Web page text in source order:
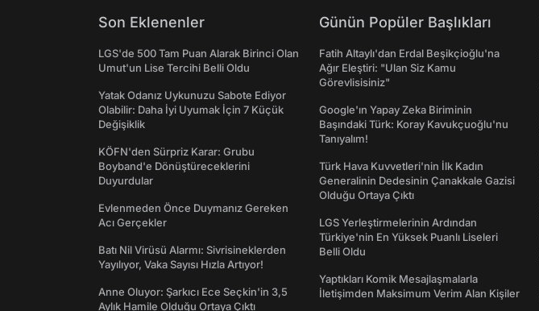
Son Eklenenler
LGS'de 500 Tam Puan Alarak Birinci Olan
Umut'un Lise Tercihi Belli Oldu
Yatak Odanız Uykunuzu Sabote Ediyor
Olabilir: Daha İyi Uyumak İçin 7 Küçük
Değişiklik
KÖFN'den Sürpriz Karar: Grubu
Boyband'e Dönüştüreceklerini
Duyurdular
Evlenmeden Önce Duymanız Gereken
Acı Gerçekler
Batı Nil Virüsü Alarmı: Sivrisineklerden
Yayılıyor, Vaka Sayısı Hızla Artıyor!
Anne Oluyor: Şarkıcı Ece Seçkin'in 3,5
Aylık Hamile Olduğu Ortaya Çıktı
Günün Popüler Başlıkları
Fatih Altaylı'dan Erdal Beşikçioğlu'na
Ağır Eleştiri: "Ulan Siz Kamu
Görevlisisiniz"
Google'ın Yapay Zeka Biriminin
Başındaki Türk: Koray Kavukçuoğlu'nu
Tanıyalım!
Türk Hava Kuvvetleri'nin İlk Kadın
Generalinin Dedesinin Çanakkale Gazisi
Olduğu Ortaya Çıktı
LGS Yerleştirmelerinin Ardından
Türkiye'nin En Yüksek Puanlı Liseleri
Belli Oldu
Yaptıkları Komik Mesajlaşmalarla
İletişimden Maksimum Verim Alan Kişiler